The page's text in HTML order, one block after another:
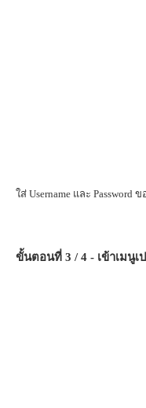
ใส่ Username และ
ขั้นตอนที่ 3 / 4 - เข้าเมนู